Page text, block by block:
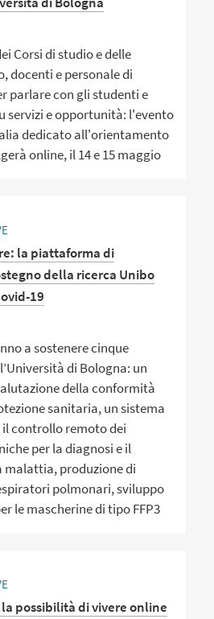
Corsi di studio e delle
docenti e personale di
parlare con gli studenti e
servizi e opportunità: l'evento
dedicato all'orientamento
online, il 14 e 15 maggio
la piattaforma di
della ricerca Unibo
19
a sostenere cinque
di Bologna: un
della conformità
sanitaria, un sistema
controllo remoto dei
per la diagnosi e il
produzione di
polmonari, sviluppo
le mascherine di tipo FFP3
possibilità di vivere online